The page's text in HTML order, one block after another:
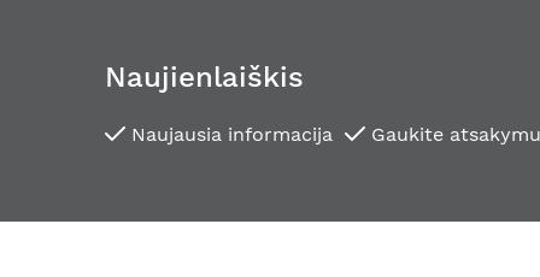
Naujienlaiškis
Naujausia informacija Gaukite